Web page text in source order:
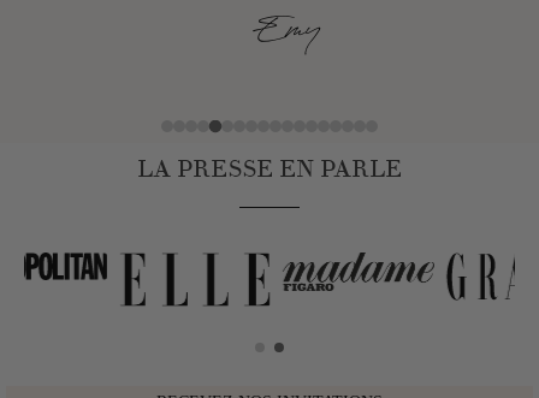
Emy
LA PRESSE EN PARLE